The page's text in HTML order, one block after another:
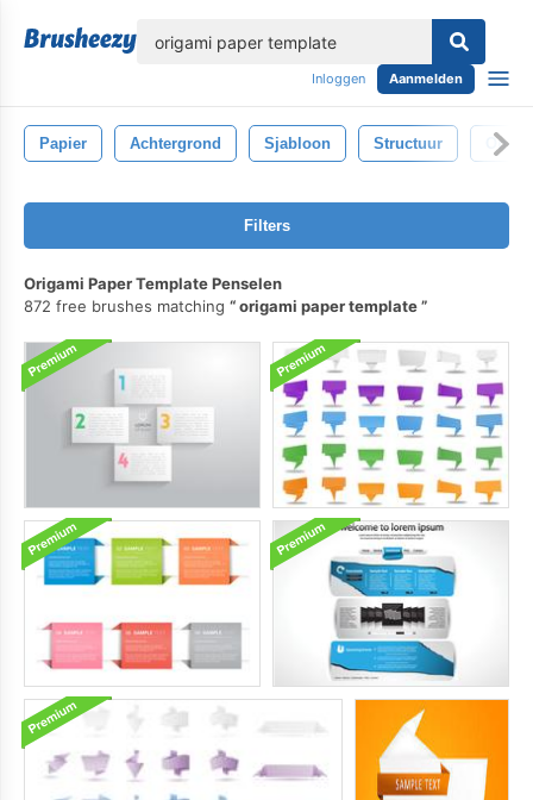
Inloggen Aanmelden
Papier Achtergrond Sjabloon Structuur
Filters
Origami Paper Template Penselen
872 free brushes matching
origami paper template